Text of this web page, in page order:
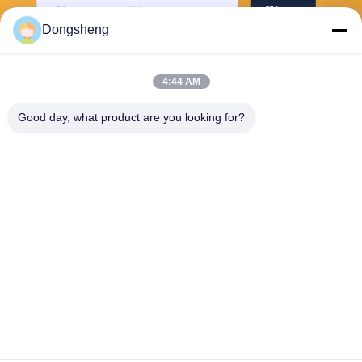
Stuur
Dongsheng
4:44 AM
Good day, what product are you looking for?